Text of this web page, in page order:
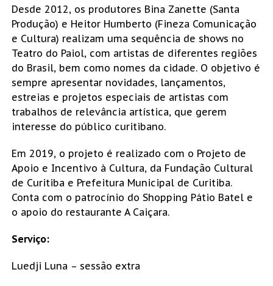
Desde 2012, os produtores Bina Zanette (Santa
Produção) e Heitor Humberto (Fineza Comunicação
e Cultura) realizam uma sequência de shows no
Teatro do Paiol, com artistas de diferentes regiões
do Brasil, bem como nomes da cidade. O objetivo é
sempre apresentar novidades, lançamentos,
estreias e projetos especiais de artistas com
trabalhos de relevância artística, que gerem
interesse do público curitibano.
Em 2019, o projeto é realizado com o Projeto de
Apoio e Incentivo à Cultura, da Fundação Cultural
de Curitiba e Prefeitura Municipal de Curitiba.
Conta com o patrocínio do Shopping Pátio Batel e
o apoio do restaurante A Caiçara.
Serviço:
Luedji Luna – sessão extra